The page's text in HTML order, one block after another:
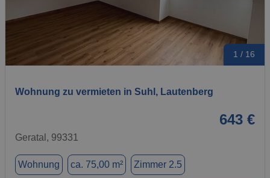
1 / 16
Wohnung zu vermieten in Suhl, Lautenberg
643 €
Geratal, 99331
Wohnung ca. 75,00 m² Zimmer 2.5